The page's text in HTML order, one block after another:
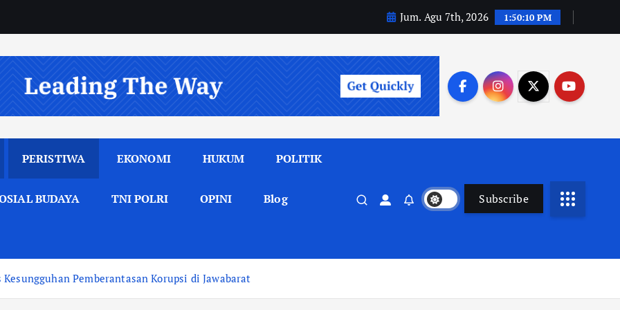
Jum. Agu 7th, 2026 1:50:12 PM
PERISTIWA EKONOMI HUKUM POLITIK
BUDAYA TNI POLRI OPINI Blog Subscribe
Pemberantasan Korupsi di Jawabarat